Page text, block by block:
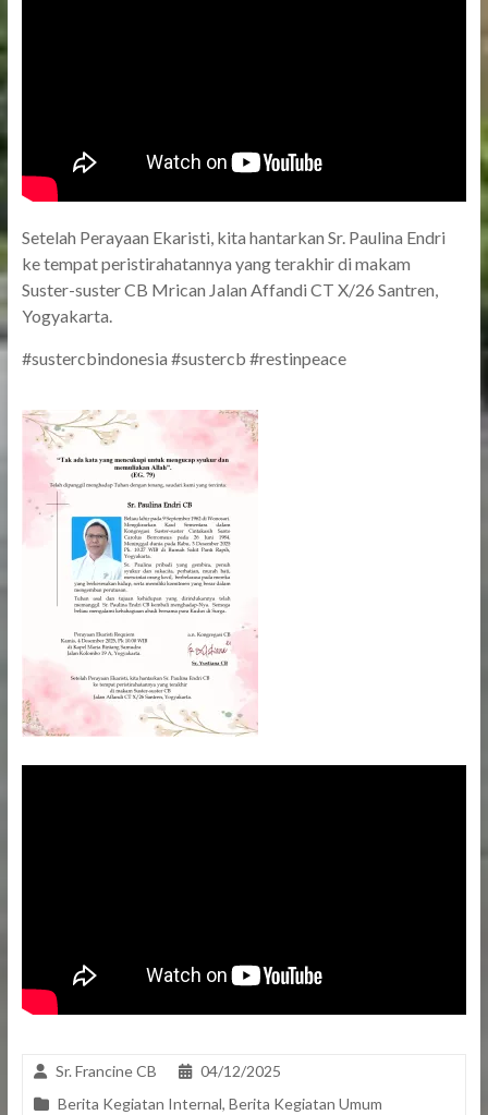
Setelah Perayaan Ekaristi, kita hantarkan Sr. Paulina Endri
ke tempat peristirahatannya yang terakhir di makam
Suster-suster CB Mrican Jalan Affandi CT X/26 Santren,
Yogyakarta.
#sustercbindonesia #sustercb #restinpeace
Sr. Francine CB
04/12/2025
Berita Kegiatan Internal, Berita Kegiatan Umum